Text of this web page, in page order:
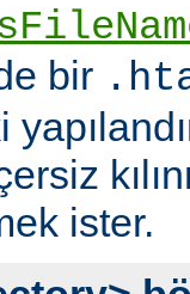
bir
ister.